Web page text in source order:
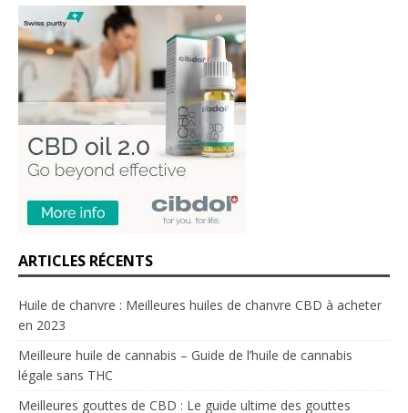
ARTICLES RÉCENTS
Huile de chanvre : Meilleures huiles de chanvre CBD à acheter
en 2023
Meilleure huile de cannabis – Guide de l’huile de cannabis
légale sans THC
Meilleures gouttes de CBD : Le guide ultime des gouttes